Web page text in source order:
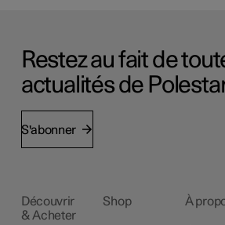
Restez au fait de
actualités de
S'abonner
Découvrir
& Acheter
Shop À